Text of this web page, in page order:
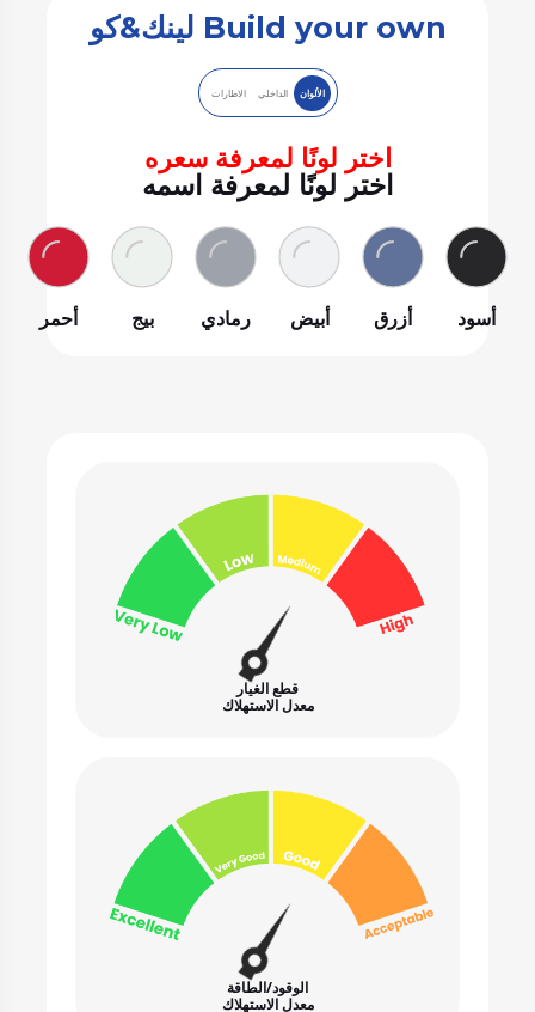
Build your own لينك&كو
الألوان الداخلي الاطارات
اختر لونًا لمعرفة سعره
اختر لونًا لمعرفة اسمه
أسود أزرق أبيض رمادي بيج أحمر
قطع الغيار
معدل الاستهلاك
الوقود/الطاقة
معدل الاستهلاك